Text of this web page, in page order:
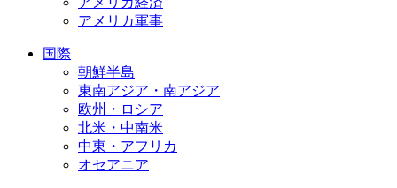
アメリカ軍事
国際
朝鮮半島
東南アジア・南アジア
欧州・ロシア
北米・中南米
中東・アフリカ
オセアニア